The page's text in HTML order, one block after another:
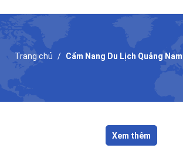
Trang chủ Cẩm Nang Du Lịch Quảng Nam
Xem thêm